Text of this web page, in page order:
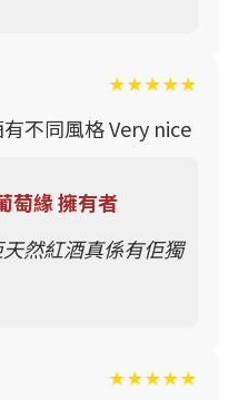
★★★★★
不同風格 Very nice
萄緣 擁有者
然紅酒真係有佢獨
★★★★★